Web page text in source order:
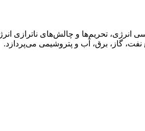
انرژی، تحریم‌ها و چالش‌های ناترازی
گاز، برق، آب و پتروشیمی می‌پردازد.